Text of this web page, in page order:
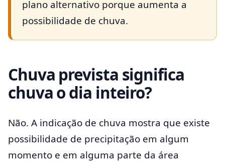
plano alternativo porque aumenta a
possibilidade de chuva.
Chuva prevista significa
chuva o dia inteiro?
Não. A indicação de chuva mostra que existe
possibilidade de precipitação em algum
momento e em alguma parte da área